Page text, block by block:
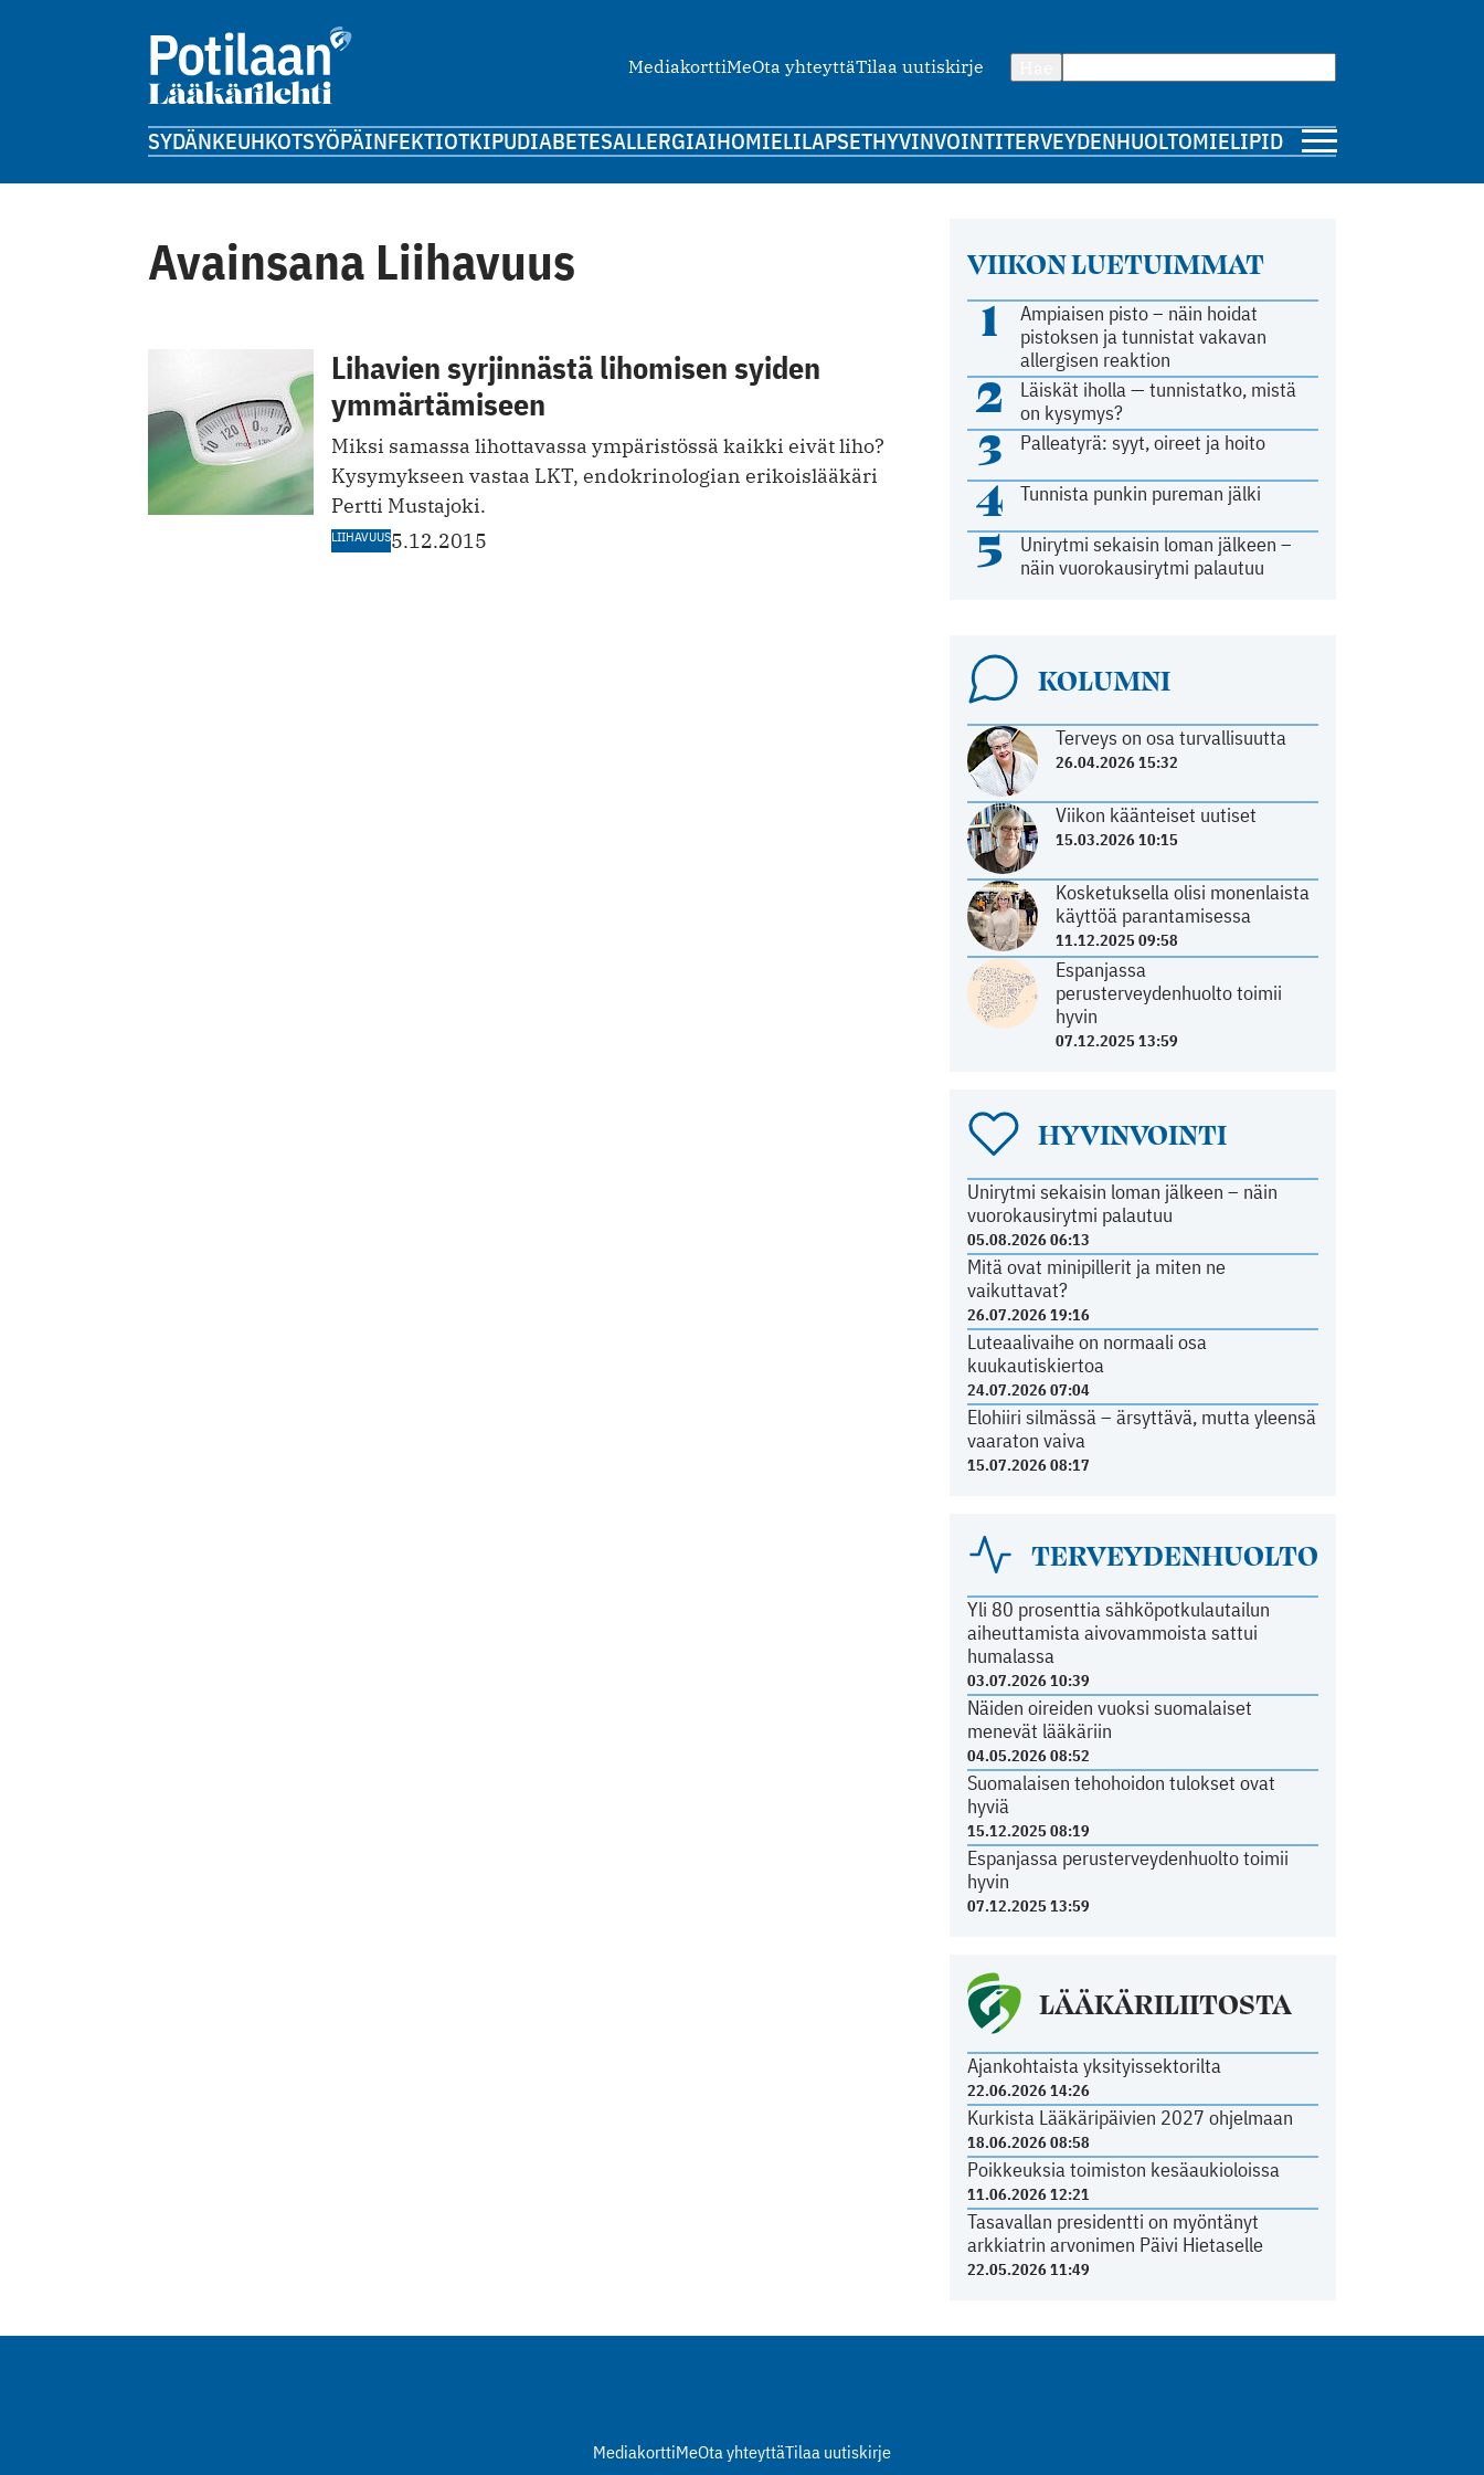
MediakorttiMeOta yhteyttäTilaa uutiskirje
SYDÄNKEUHKOTSYÖPÄINFEKTIOTKIPUDIABETESALLERGIAIHOMIELILAPSETHYVINVOINTITERVEYDENHUOLTOMIELIPIDE
Avainsana Liihavuus
Lihavien syrjinnästä lihomisen syiden
ymmärtämiseen
Miksi samassa lihottavassa ympäristössä kaikki eivät liho?
Kysymykseen vastaa LKT, endokrinologian erikoislääkäri
Pertti Mustajoki.
LIIHAVUUS5.12.2015
VIIKON LUETUIMMAT
1
Ampiaisen pisto – näin hoidat
pistoksen ja tunnistat vakavan
allergisen reaktion
2
Läiskät iholla — tunnistatko, mistä
on kysymys?
3 Palleatyrä: syyt, oireet ja hoito
4 Tunnista punkin pureman jälki
5
Unirytmi sekaisin loman jälkeen –
näin vuorokausirytmi palautuu
KOLUMNI
Terveys on osa turvallisuutta
26.04.2026 15:32
Viikon käänteiset uutiset
15.03.2026 10:15
Kosketuksella olisi monenlaista
käyttöä parantamisessa
11.12.2025 09:58
Espanjassa
perusterveydenhuolto toimii
hyvin
07.12.2025 13:59
HYVINVOINTI
Unirytmi sekaisin loman jälkeen – näin
vuorokausirytmi palautuu
05.08.2026 06:13
Mitä ovat minipillerit ja miten ne
vaikuttavat?
26.07.2026 19:16
Luteaalivaihe on normaali osa
kuukautiskiertoa
24.07.2026 07:04
Elohiiri silmässä – ärsyttävä, mutta yleensä
vaaraton vaiva
15.07.2026 08:17
TERVEYDENHUOLTO
Yli 80 prosenttia sähköpotkulautailun
aiheuttamista aivovammoista sattui
humalassa
03.07.2026 10:39
Näiden oireiden vuoksi suomalaiset
menevät lääkäriin
04.05.2026 08:52
Suomalaisen tehohoidon tulokset ovat
hyviä
15.12.2025 08:19
Espanjassa perusterveydenhuolto toimii
hyvin
07.12.2025 13:59
LÄÄKÄRILIITOSTA
Ajankohtaista yksityissektorilta
22.06.2026 14:26
Kurkista Lääkäripäivien 2027 ohjelmaan
18.06.2026 08:58
Poikkeuksia toimiston kesäaukioloissa
11.06.2026 12:21
Tasavallan presidentti on myöntänyt
arkkiatrin arvonimen Päivi Hietaselle
22.05.2026 11:49
MediakorttiMeOta yhteyttäTilaa uutiskirje